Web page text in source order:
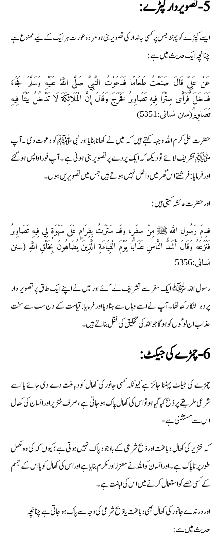
5- تصویر دار کپڑے:
ایسے کپڑے کو پہننا جس پر کسی جاندار کی تصویر بنی ہو مرد و عورت ہر ایک کے لیے ممنوع ہے
چنانچہ ایک حدیث میں ہے :
عَنْ عَلِيٍّ قَالَ صَنَعْتُ طَعَامًا فَدَعَوْتُ النَّبِيَّ صَلَّى اللَّهُ عَلَيْهِ وَسَلَّمَ فَجَاءَ
فَدَخَلَ فَرَأَى سِتْرًا فِيهِ تَصَاوِيرُ فَخَرَجَ وَقَالَ إِنَّ الْمَلَائِكَةَ لَا تَدْخُلُ بَيْتًا فِيهِ
تَصَاوِيرُ(سنن نسائى:5351)
حضرت علی کرم اللہ وجہہ کہتے ہیں کہ میں نے کھانا بنایا اور نبی ﷺ کو دعوت دی ۔آپ
ﷺتشریف لائے تو دیکھا کہ ایک پردے پر تصویر بنی ہوئی ہے ۔آپ فورا واپس ہوگئے
اور فرمایا:فرشتے اس گھر میں داخل نہیں ہوتے ہیں جس میں تصویریں ہوں۔
اور حضرت عائشہ کہتی ہیں:
قدِمَ رَسُول اللَّه ﷺ مِنْ سفَرٍ، وقَد سَتَرْتُ بِقِرَامٍ عَلَى سَهْوَةٍ لِي فِيهِ تَصَاوِيرُ
فَنَزَعَهُ وَقَالَ أَشَدُّ النَّاسِ عَذَابًا يَوْمَ الْقِيَامَةِ الَّذِينَ يُضَاهُونَ بِخَلْقِ اللَّهِ (سنن
نسائى:5356
رسول اللہ ﷺ ایک سفر سے تشریف لے آئے اور میں نے اپنے ایک طاق پر تصویر دار
پردہ لٹکا رکھا تھا ۔آپ نے اسے وہاں سے ہٹادیا اور فرمایا:قیامت کے دن سب سے سخت
عذاب ان لوگوں کو ہوگا جو اللہ کی تخلیق کی نقل بناتے ہیں ۔
6-چمڑے کی جیکٹ:
چمڑے کی جیکٹ پہننا جائز ہے کیونکہ کسی جانور کی کھال کو دباغت دے دی جائے یا اسے
شرعی طریقے پر ذبح کیا گیا ہو تو اس کی کھال پاک ہو جاتی ہے ،صرف خنزیر اور انسان کی کھال
اس سے مستثنی ہے-
کہ خنزیر کی کھال دباغت اور ذبح شرعی کے باوجود پاک نہیں ہوتی ہے؛ کیوں کہ کی وہ مکمل
طور پر ناپاک ہے ۔اور انسان کو اللہ نے معزز اور مکرم بنایا ہے اور اس کی کھال کو یا اس کے جسم
کے کسی حصے کو استعمال کرنے میں اس کی اہانت ہے۔
اور درندے جانور کی کھال بھی دباغت یا ذبح شرعی کی وجہ سے پاک ہو جاتی ہے چنانچہ
حدیث میں ہے :